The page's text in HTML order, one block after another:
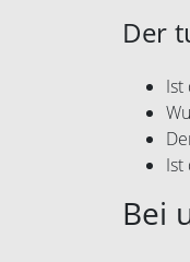
Der
Ist
Ist
Bei